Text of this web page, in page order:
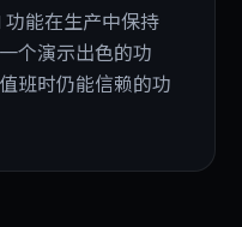
能在生产中保持
个演示出色的功
班时仍能信赖的功